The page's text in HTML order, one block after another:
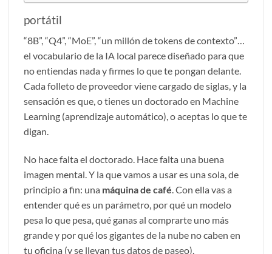
portátil
“8B”, “Q4”, “MoE”, “un millón de tokens de contexto”…
el vocabulario de la IA local parece diseñado para que
no entiendas nada y firmes lo que te pongan delante.
Cada folleto de proveedor viene cargado de siglas, y la
sensación es que, o tienes un doctorado en Machine
Learning (aprendizaje automático), o aceptas lo que te
digan.
No hace falta el doctorado. Hace falta una buena
imagen mental. Y la que vamos a usar es una sola, de
principio a fin: una máquina de café. Con ella vas a
entender qué es un parámetro, por qué un modelo
pesa lo que pesa, qué ganas al comprarte uno más
grande y por qué los gigantes de la nube no caben en
tu oficina (y se llevan tus datos de paseo).